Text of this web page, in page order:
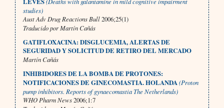
studies)
Aust Adv Drug Reactions Bull2006;25(1)
Traducido por Martín Cañás
GATIFLOXACINA: DISGLUCEMIA, ALERTAS DE
SEGURIDAD Y SOLICITUD DE RETIRO DEL MERCADO
Martín Cañás
INHIBIDORES DE LA BOMBA DE PROTONES:
NOTIFICACIONES DE GINECOMASTIA. HOLANDA(Proton
pump inhibitors. Reports of gynaecomastia The Netherlands)
WHO Pharm News2006;1:7